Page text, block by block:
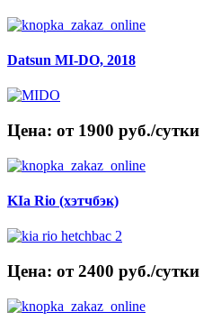
Datsun MI-DO, 2018
Цена: от 1900 руб./сутки
KIa Rio (хэтчбэк)
Цена: от 2400 руб./сутки